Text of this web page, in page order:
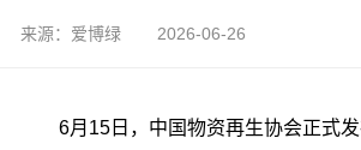
来源：爱博绿 2026-06-26
6月15日，中国物资再生协会正式发